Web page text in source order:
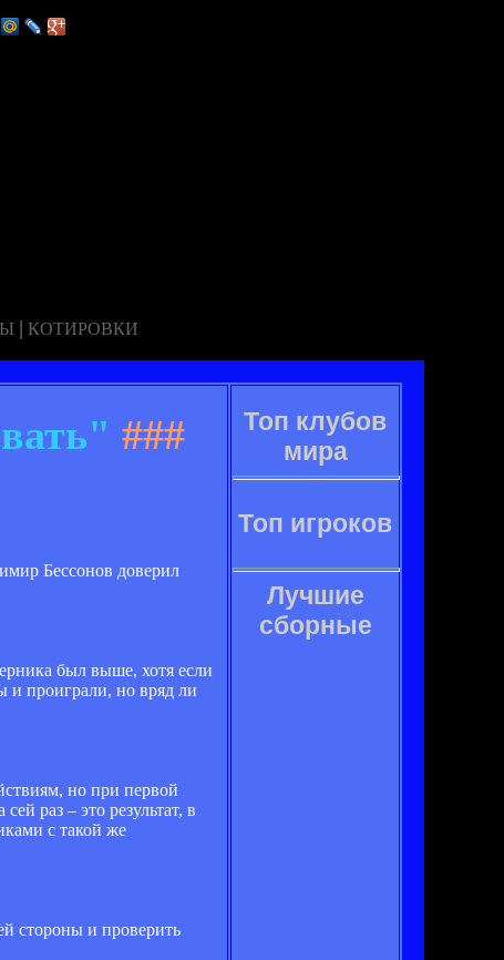
| КОТИРОВКИ
###
Бессонов доверил
был выше, хотя если
и проиграли, но вряд ли
но при первой
раз – это результат, в
с такой же
стороны и проверить
Топ клубов
мира
Топ игроков
Лучшие
сборные